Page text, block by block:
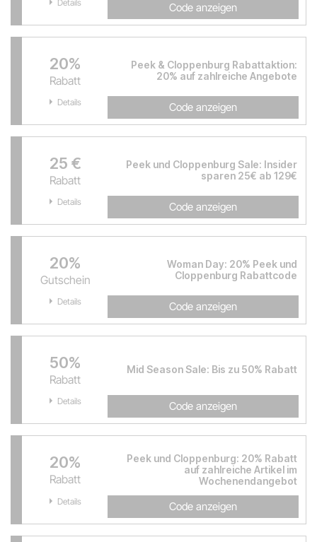
Details Code anzeigen
20%
Rabatt
Peek & Cloppenburg Rabattaktion:
20% auf zahlreiche Angebote
Details Code anzeigen
25 €
Rabatt
Peek und Cloppenburg Sale: Insider
sparen 25€ ab 129€
Details Code anzeigen
20%
Gutschein
Woman Day: 20% Peek und
Cloppenburg Rabattcode
Details Code anzeigen
50%
Rabatt
Mid Season Sale: Bis zu 50% Rabatt
Details Code anzeigen
20%
Rabatt
Peek und Cloppenburg: 20% Rabatt
auf zahlreiche Artikel im
Wochenendangebot
Details Code anzeigen